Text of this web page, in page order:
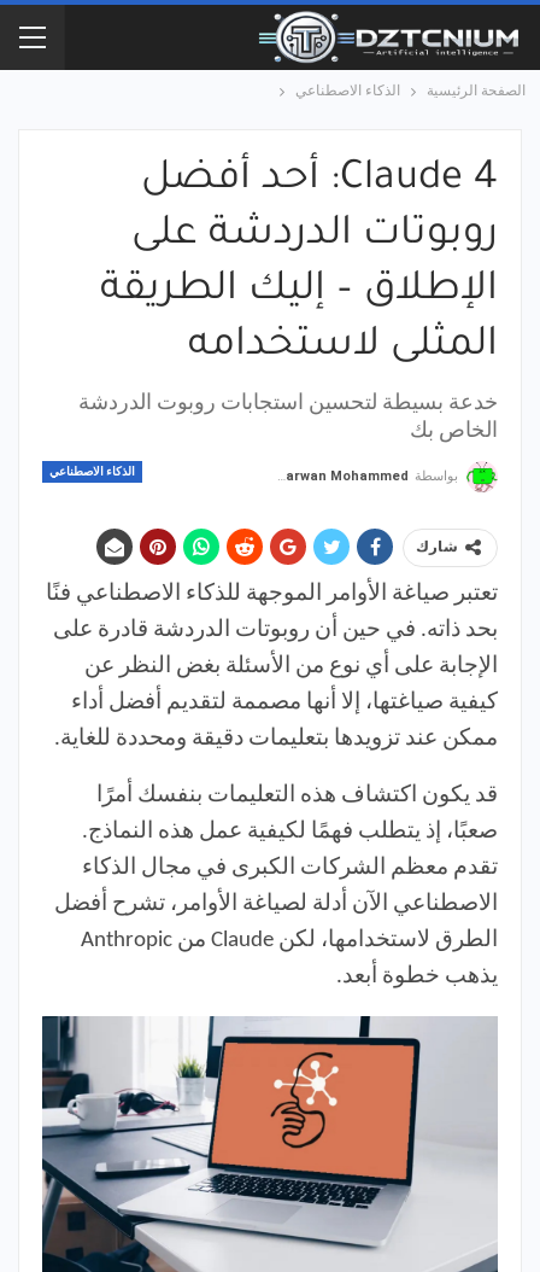
الصفحة الرئيسية الذكاء الاصطناعي
Claude 4: أحد أفضل
روبوتات الدردشة على
الإطلاق – إليك الطريقة
المثلى لاستخدامه
خدعة بسيطة لتحسين استجابات روبوت الدردشة
الخاص بك
الذكاء الاصطناعي بواسطة Marwan Mohammed
شارك
تعتبر صياغة الأوامر الموجهة للذكاء الاصطناعي فنًا
بحد ذاته. في حين أن روبوتات الدردشة قادرة على
الإجابة على أي نوع من الأسئلة بغض النظر عن
كيفية صياغتها، إلا أنها مصممة لتقديم أفضل أداء
ممكن عند تزويدها بتعليمات دقيقة ومحددة للغاية.
قد يكون اكتشاف هذه التعليمات بنفسك أمرًا
صعبًا، إذ يتطلب فهمًا لكيفية عمل هذه النماذج.
تقدم معظم الشركات الكبرى في مجال الذكاء
الاصطناعي الآن أدلة لصياغة الأوامر، تشرح أفضل
الطرق لاستخدامها، لكن Claude من Anthropic
يذهب خطوة أبعد.